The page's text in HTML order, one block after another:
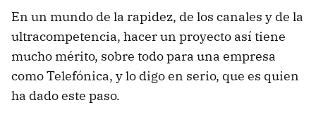
En un mundo de la rapidez, de los canales y de la
ultracompetencia, hacer un proyecto así tiene
mucho mérito, sobre todo para una empresa
como Telefónica, y lo digo en serio, que es quien
ha dado este paso.